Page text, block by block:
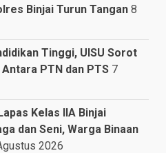
Binjai Turun Tangan 8
Tinggi, UISU Sorot
PTN dan PTS 7
Kelas IIA Binjai
dan Seni, Warga Binaan
2026